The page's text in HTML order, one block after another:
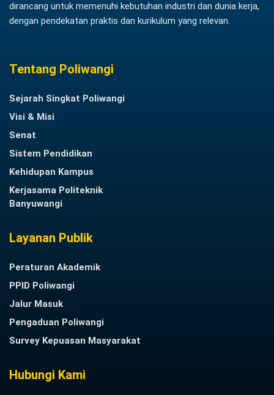
dirancang untuk memenuhi kebutuhan industri dan dunia kerja,
dengan pendekatan praktis dan kurikulum yang relevan.
Tentang Poliwangi
Sejarah Singkat Poliwangi
Visi & Misi
Senat
Sistem Pendidikan
Kehidupan Kampus
Kerjasama Politeknik
Banyuwangi
Layanan Publik
Peraturan Akademik
PPID Poliwangi
Jalur Masuk
Pengaduan Poliwangi
Survey Kepuasan Masyarakat
Hubungi Kami